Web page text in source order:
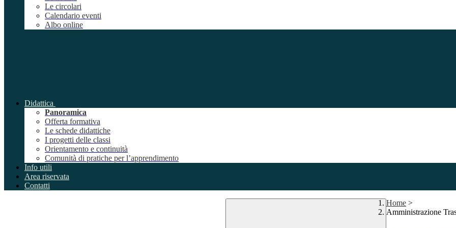
Le circolari
Calendario eventi
Albo online
Didattica
Panoramica
Offerta formativa
Le schede didattiche
I progetti delle classi
Orientamento e continuità
Comunità di pratiche per l’apprendimento
Info utili
Area riservata
Contatti
Home >
Amministrazione